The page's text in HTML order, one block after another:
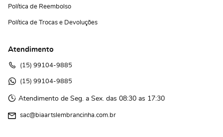
Política de Reembolso
Política de Trocas e Devoluções
Atendimento
(15) 99104-9885
(15) 99104-9885
Atendimento de Seg. a Sex. das 08:30 as 17:30
sac@biaartslembrancinha.com.br